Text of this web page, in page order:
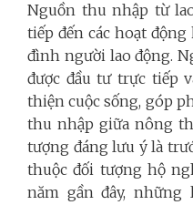
Nguồn thu nhập từ
tiếp đến các hoạt
đình người lao động.
được đầu tư trực tiếp
thiện cuộc sống, góp
thu nhập giữa nông
tượng đáng lưu ý là
thuộc đối tượng hộ
năm gần đây, những